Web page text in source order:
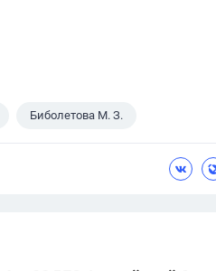
Биболетова М. З.